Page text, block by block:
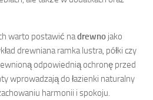
warto postawić nadrewno jako
drewniana ramka lustra, półki czy
odpowiednią ochronę przed
wprowadzają do łazienki naturalny
harmonii i spokoju.